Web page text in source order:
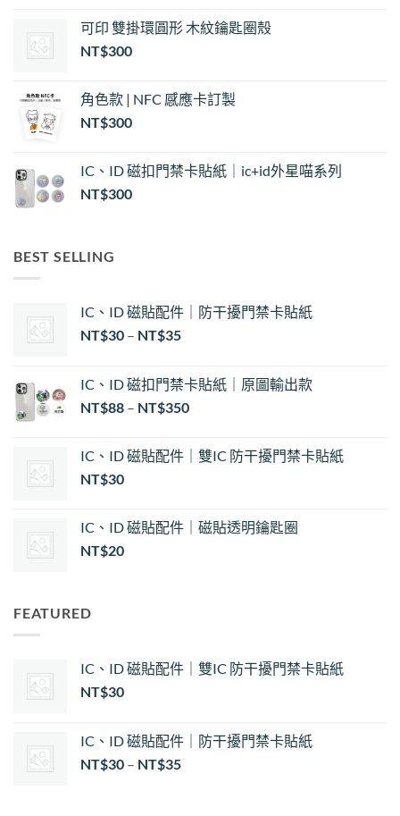
可印 雙掛環圓形 木紋鑰匙圈殼
NT$300
角色款 | NFC 感應卡訂製
NT$300
IC、ID 磁扣門禁卡貼紙｜ic+id外星喵系列
NT$300
BEST SELLING
IC、ID 磁貼配件｜防干擾門禁卡貼紙
NT$30 – NT$35價
圍：
NT$30
NT$35
IC、ID 磁扣門禁卡貼紙｜原圖輸出款
NT$88 – NT$350
IC、ID 磁貼配件｜雙IC 防干擾門禁卡貼紙
NT$30
IC、ID 磁貼配件｜磁貼透明鑰匙圈
NT$20
FEATURED
IC、ID 磁貼配件｜雙IC 防干擾門禁卡貼紙
NT$30
IC、ID 磁貼配件｜防干擾門禁卡貼紙
NT$30 – NT$35價